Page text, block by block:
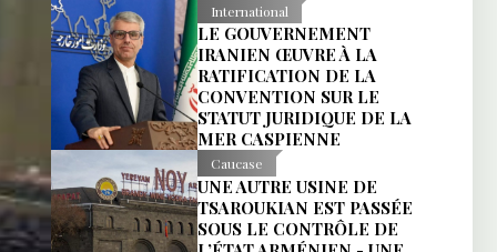
International
LE GOUVERNEMENT
IRANIEN ŒUVRE À LA
RATIFICATION DE LA
CONVENTION SUR LE
STATUT JURIDIQUE DE LA
MER CASPIENNE
Caucase
UNE AUTRE USINE DE
TSAROUKIAN EST PASSÉE
SOUS LE CONTRÔLE DE